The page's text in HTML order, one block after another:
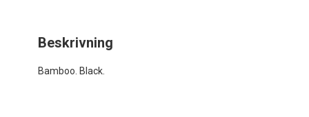
Beskrivning
Bamboo. Black.